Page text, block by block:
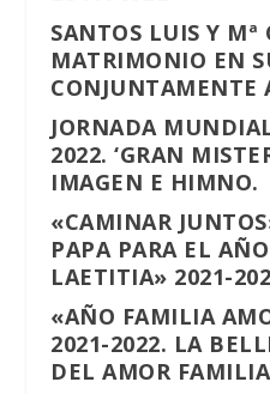
SANTOS LUIS Y Mª
MATRIMONIO EN
CONJUNTAMENTE
JORNADA
2022. ‘GRAN
IMAGEN E HIMNO.
«CAMINAR
PAPA PARA EL
LAETITIA» 2021-
«AÑO FAMILIA
2021-2022. LA
DEL AMOR